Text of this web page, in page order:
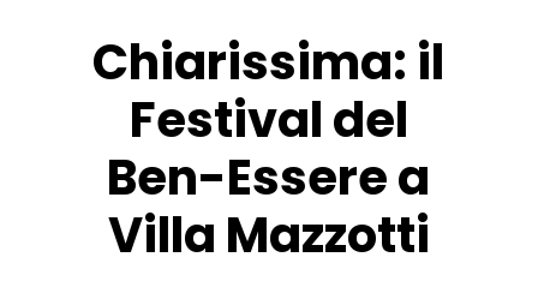
Chiarissima: il
Festival del
Ben-Essere a
Villa Mazzotti